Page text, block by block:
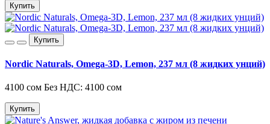
Купить
Купить
Nordic Naturals, Omega-3D, Lemon, 237 мл (8 жидких унций)
4100 сом Без НДС: 4100 сом
Купить